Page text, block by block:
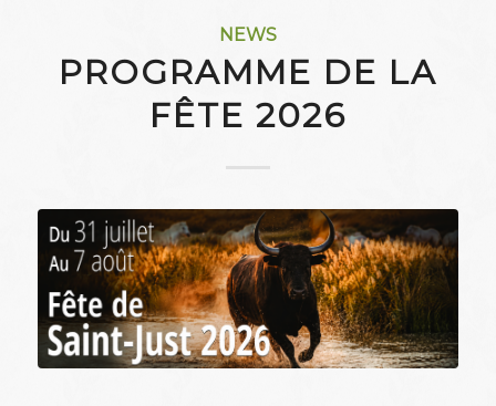
NEWS
PROGRAMME DE LA
FÊTE 2026